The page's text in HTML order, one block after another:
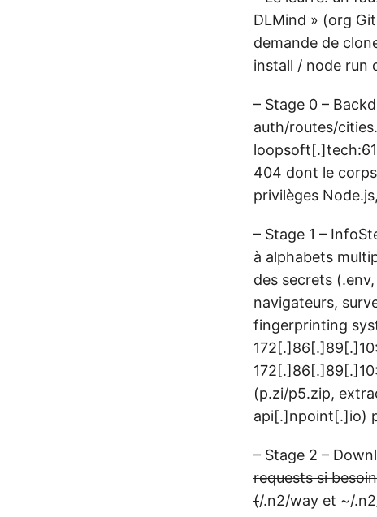
DLMind » (org
demande de
install / node run
– Stage 0 –
auth/routes/
404 dont le
privilèges
– Stage 1 –
à alphabets
des secrets
navigateurs,
fingerprinting
(p.zi/p5.zip,
api[.]npoint[.]io)
– Stage 2 –
requests si
(/.n2/way et ~/